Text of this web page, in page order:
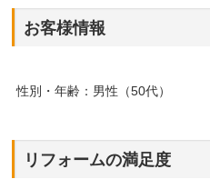
お客様情報
性別・年齢：男性（50代）
リフォームの満足度